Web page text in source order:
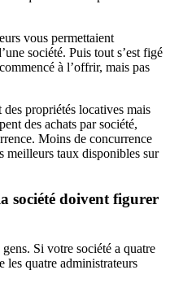
vous permettaient
société. Puis tout s’est figé
à l’offrir, mais pas
des propriétés locatives mais
des achats par société,
Moins de concurrence
meilleurs taux disponibles sur
société doivent figurer
Si votre société a quatre
les quatre administrateurs